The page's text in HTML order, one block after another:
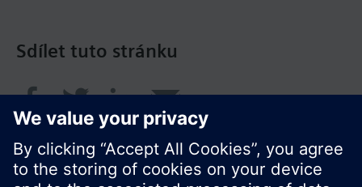
Sdílet tuto stránku